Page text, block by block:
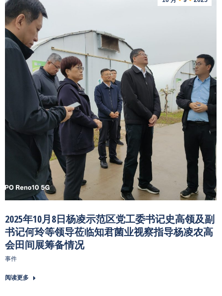
2025年10月8日杨凌示范区党工委书记史高领及副
书记何玲等领导莅临知君菌业视察指导杨凌农高
会田间展筹备情况
事件
阅读更多